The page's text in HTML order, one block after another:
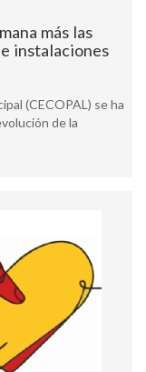
más las
instalaciones
(CECOPAL) se ha
de la